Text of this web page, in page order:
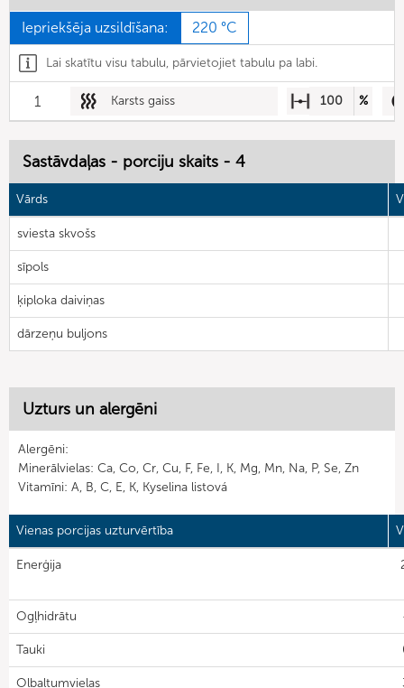
Iepriekšēja uzsildīšana: 220 °C
Lai skatītu visu tabulu, pārvietojiet tabulu pa labi.
1 Karsts gaiss 100 %
Sastāvdaļas - porciju skaits - 4
Vārds
sviesta skvošs
sīpols
ķiploka daiviņas
dārzeņu buljons
Uzturs un alergēni
Alergēni:
Minerālvielas: Ca, Co, Cr, Cu, F, Fe, I, K, Mg, Mn, Na, P, Se, Zn
Vitamīni: A, B, C, E, K, Kyselina listová
Vienas porcijas uzturvērtība
Enerģija
Ogļhidrātu
Tauki
Olbaltumvielas